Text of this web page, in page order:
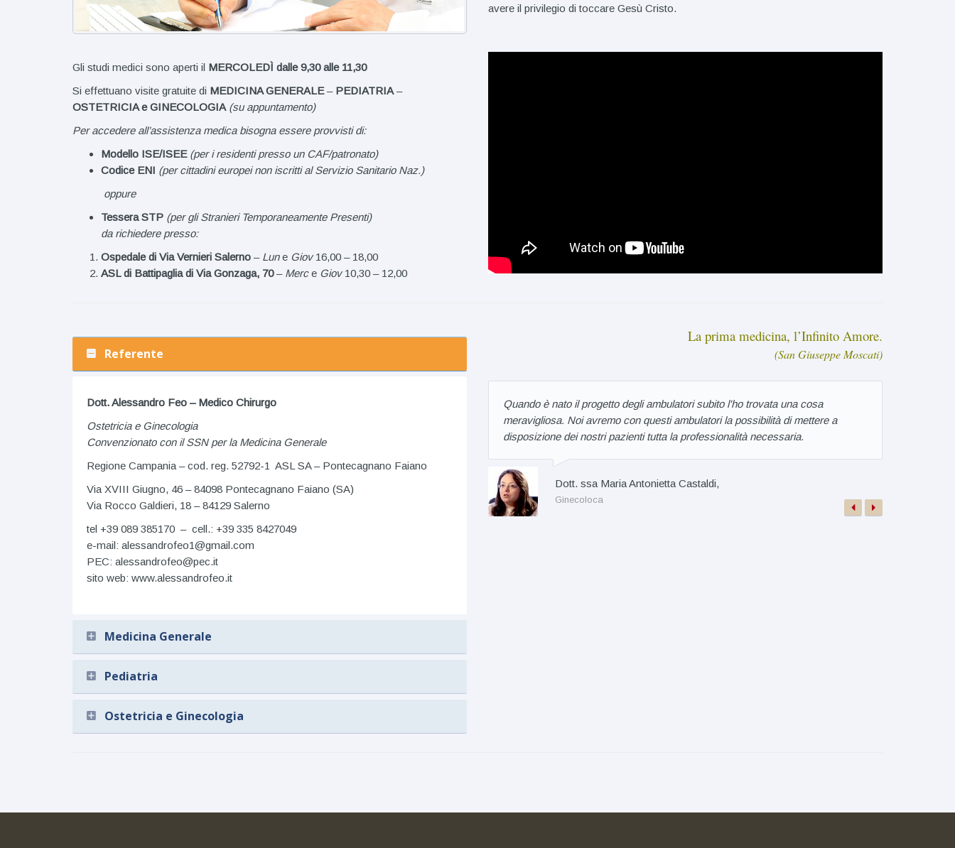
avere il privilegio di toccare Gesù Cristo.
Gli studi medici sono aperti il MERCOLEDÌ dalle 9,30 alle 11,30
Si effettuano visite gratuite di MEDICINA GENERALE– PEDIATRIA–
OSTETRICIAe GINECOLOGIA (su appuntamento)
Per accedere all’assistenza medica bisogna essere provvisti di:
Modello ISE/ISEE (per i residenti presso un CAF/patronato)
Codice ENI (per cittadini europei non iscritti al Servizio Sanitario Naz.)
oppure
Tessera STP (per gli Stranieri Temporaneamente Presenti)
da richiedere presso:
Ospedale di Via Vernieri Salerno – Lune Giov16,00 – 18,00
ASL di Battipaglia di Via Gonzaga, 70– Merce Giov10,30 – 12,00
Referente
Dott. Alessandro Feo – Medico Chirurgo
Ostetricia e Ginecologia
Convenzionato con il SSN per la Medicina Generale
Regione Campania – cod. reg. 52792-1 ASL SA – Pontecagnano Faiano
Via XVIII Giugno, 46 – 84098 Pontecagnano Faiano (SA)
Via Rocco Galdieri, 18 – 84129 Salerno
tel +39 089 385170 – cell.: +39 335 8427049
e-mail: alessandrofeo1@gmail.com
PEC: alessandrofeo@pec.it
sito web: www.alessandrofeo.it
Medicina Generale
Pediatria
Ostetricia e Ginecologia
La prima medicina, l’Infinito Amore.
(San Giuseppe Moscati)
Quando è nato il progetto degli ambulatori subito l'ho trovata una cosa
meravigliosa. Noi avremo con questi ambulatori la possibilità di mettere a
disposizione dei nostri pazienti tutta la professionalità necessaria.
Dott. ssa Maria Antonietta Castaldi,
Ginecoloca